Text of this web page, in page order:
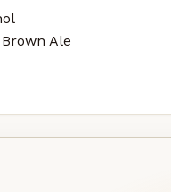
Ale